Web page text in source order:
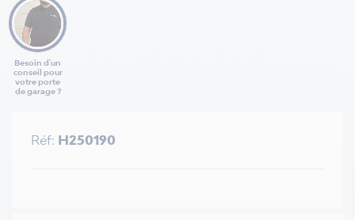
Besoin d'un
conseil pour
votre porte
de garage ?
Réf: H250190